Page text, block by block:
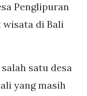
Penglipuran
wisata di Bali
satu desa
yang masih